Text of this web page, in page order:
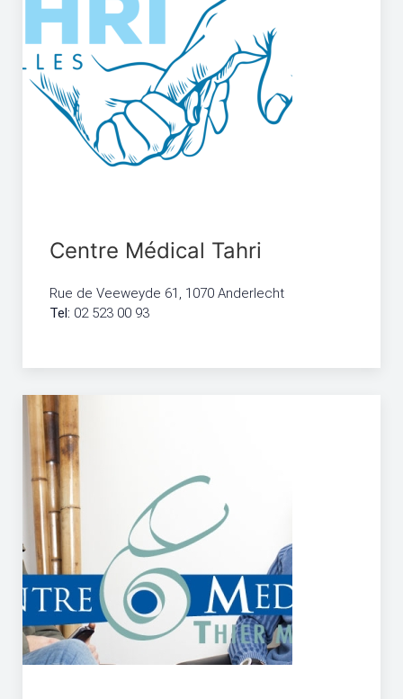
Centre Médical Tahri
Rue de Veeweyde 61, 1070 Anderlecht
Tel: 02 523 00 93